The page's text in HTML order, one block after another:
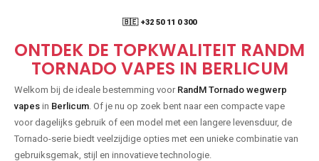
🇧🇪 +32 50 11 0 300
ONTDEK DE TOPKWALITEIT RANDM
TORNADO VAPES IN BERLICUM
Welkom bij de ideale bestemming voor RandM Tornado wegwerp
vapes in Berlicum . Of je nu op zoek bent naar een compacte vape
voor dagelijks gebruik of een model met een langere levensduur, de
Tornado-serie biedt veelzijdige opties met een unieke combinatie van
gebruiksgemak, stijl en innovatieve technologie.